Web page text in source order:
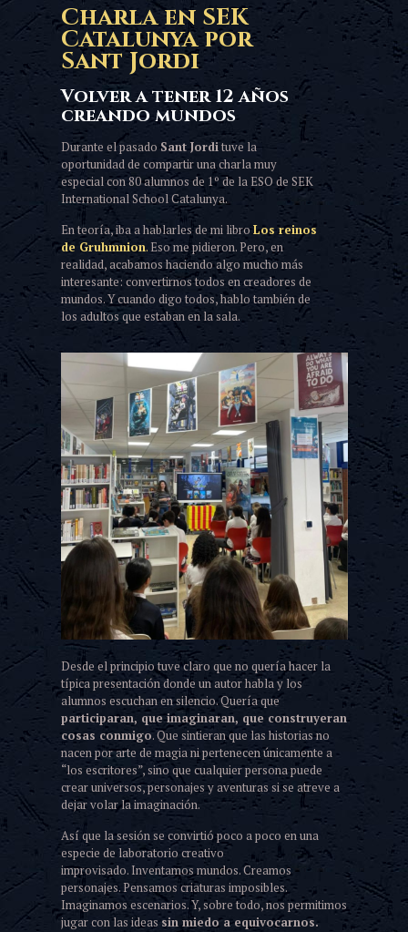
Charla en SEK
Catalunya por
Sant Jordi
Volver a tener 12 años
creando mundos
Durante el pasado Sant Jordituve la
oportunidad de compartir una charla muy
especial con 80 alumnos de 1º de la ESO de SEK
International School Catalunya.
En teoría, iba a hablarles de mi libroLos reinos
de Gruhmnion.Eso me pidieron. Pero, en
realidad, acabamos haciendo algo mucho más
interesante: convertirnos todos en creadores de
mundos. Y cuando digo todos, hablo también de
los adultos que estaban en la sala.
Desde el principio tuve claro que no quería hacer la
típica presentación donde un autor habla y los
alumnos escuchan en silencio. Quería que
participaran, que imaginaran, que construyeran
cosas conmigo. Que sintieran que las historias no
nacen por arte de magia ni pertenecen únicamente a
“los escritores”, sino que cualquier persona puede
crear universos, personajes y aventuras si se atreve a
dejar volar la imaginación.
Así que la sesión se convirtió poco a poco en una
especie de laboratorio creativo
improvisado. Inventamos mundos. Creamos
personajes. Pensamos criaturas imposibles.
Imaginamos escenarios. Y, sobre todo, nos permitimos
jugar con las ideas sin miedo a equivocarnos.